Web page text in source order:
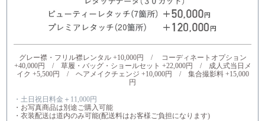
グレー襟・フリル襟レンタル +10,000円 / コーディネートオプション
+40,000円 / 草履・バッグ・ショールセット +22,000円 / 成人式当日メ
イク +5,500円 / ヘアメイクチェンジ +10,000円 / 集合撮影料 +15,000
円
・土日祝日料金＋11,000円
・お写真商品は別途ご購入可能
・衣装配送は道内のみ可能(配送料はお客様ご負担になります)